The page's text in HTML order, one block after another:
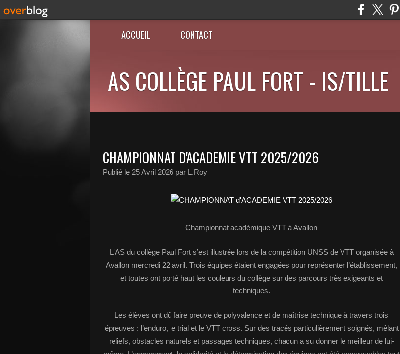
ACCUEIL CONTACT
AS COLLÈGE PAUL FORT - IS/TILLE
CHAMPIONNAT D'ACADEMIE VTT 2025/2026
Publié le 25 Avril 2026 par L.Roy
Championnat académique VTT à Avallon
L'AS du collège Paul Fort s’est illustrée lors de la compétition UNSS de VTT organisée à
Avallon mercredi 22 avril. Trois équipes étaient engagées pour représenter l’établissement,
et toutes ont porté haut les couleurs du collège sur des parcours très exigeants et
techniques.
Les élèves ont dû faire preuve de polyvalence et de maîtrise technique à travers trois
épreuves : l’enduro, le trial et le VTT cross. Sur des tracés particulièrement soignés, mêlant
reliefs, obstacles naturels et passages techniques, chacun a su donner le meilleur de lui-